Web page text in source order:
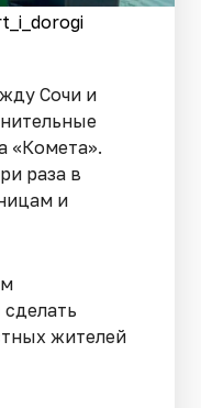
Сочи и
«Комета».
раза в
и
жителей